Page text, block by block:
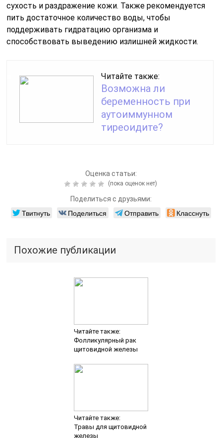
сухость и раздражение кожи. Также рекомендуется
пить достаточное количество воды, чтобы
поддерживать гидратацию организма и
способствовать выведению излишней жидкости.
Читайте также:
Возможна ли
беременность при
аутоиммунном
тиреоидите?
Оценка статьи:
(пока оценок нет)
Поделиться с друзьями:
Твитнуть Поделиться Отправить Класснуть
Похожие публикации
Читайте также:
Фолликулярный рак
щитовидной железы
Читайте также:
Травы для щитовидной
железы